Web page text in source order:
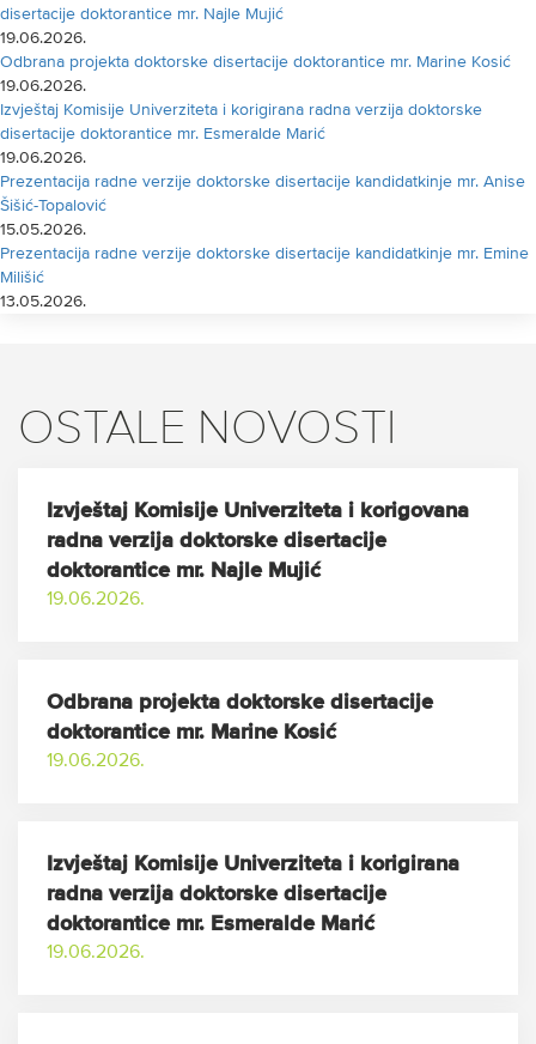
disertacije doktorantice mr. Najle Mujić
19.06.2026.
Odbrana projekta doktorske disertacije doktorantice mr. Marine Kosić
19.06.2026.
Izvještaj Komisije Univerziteta i korigirana radna verzija doktorske
disertacije doktorantice mr. Esmeralde Marić
19.06.2026.
Prezentacija radne verzije doktorske disertacije kandidatkinje mr. Anise
Šišić-Topalović
15.05.2026.
Prezentacija radne verzije doktorske disertacije kandidatkinje mr. Emine
Milišić
13.05.2026.
OSTALE NOVOSTI
Izvještaj Komisije Univerziteta i korigovana
radna verzija doktorske disertacije
doktorantice mr. Najle Mujić
19.06.2026.
Odbrana projekta doktorske disertacije
doktorantice mr. Marine Kosić
19.06.2026.
Izvještaj Komisije Univerziteta i korigirana
radna verzija doktorske disertacije
doktorantice mr. Esmeralde Marić
19.06.2026.